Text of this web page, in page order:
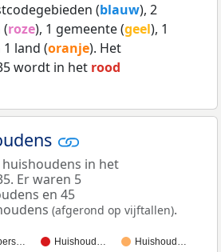
(blauw), 2
roze), 1 gemeente (geel), 1
1 land (oranje). Het
wordt in het rood
in het
Er waren 5
en 45
(afgerond op vijftallen).
Huishoud… Huishoud…